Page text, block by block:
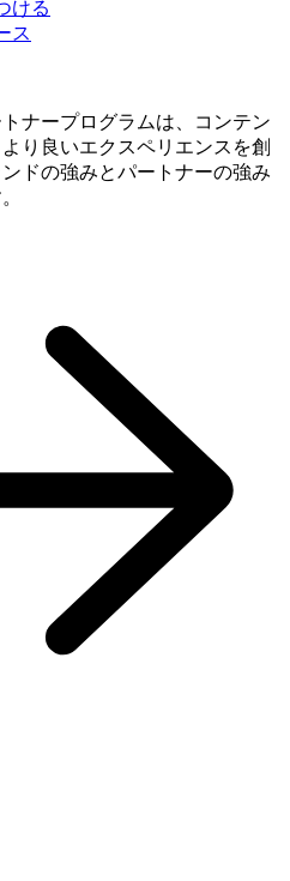
ける
ス
ナープログラムは、コンテン
り良いエクスペリエンスを創
ドの強みとパートナーの強み